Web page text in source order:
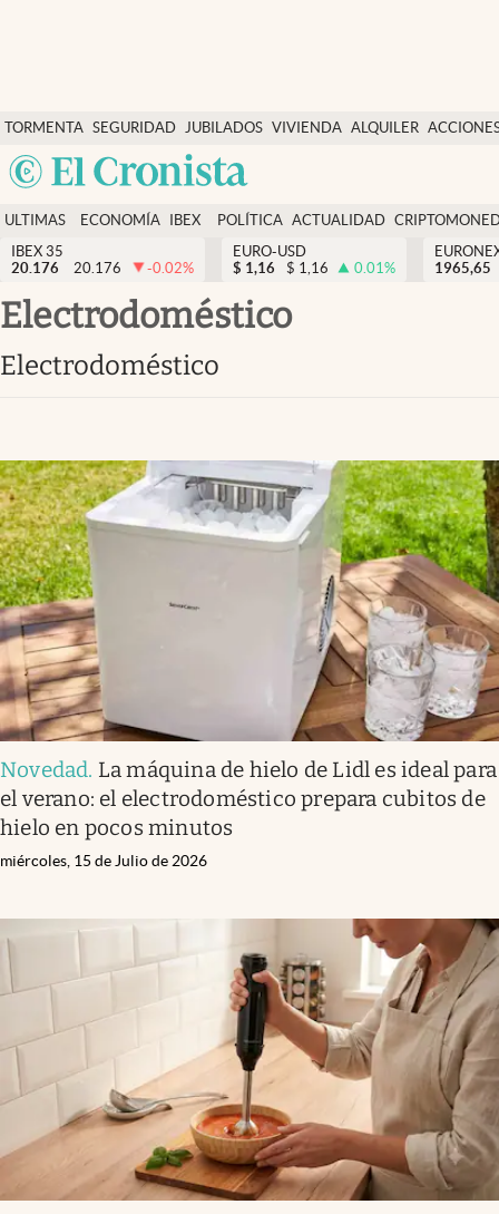
TORMENTA SEGURIDAD
SOCIAL
JUBILADOS VIVIENDA ALQUILER
USA
Economía y finanzas
Política
Actualidad
Criptomonedas
España
ULTIMAS
NOTICIAS
ECONOMÍA
FINANZAS
IBEX
EURO
POLÍTICA ACTUALIDAD
IBEX 35
20.176
20.176 -0.02%
EURO-USD
$ 1,16 $ 1,16 0.01%
1965,65
Electrodoméstico
Electrodoméstico
Novedad. La máquina de hielo de Lidl es ideal para
el verano: el electrodoméstico prepara cubitos de
hielo en pocos minutos
miércoles, 15 de Julio de 2026